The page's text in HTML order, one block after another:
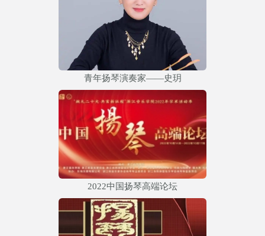
青年扬琴演奏家——史玥
2022中国扬琴高端论坛